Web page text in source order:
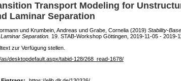
Transport Modeling for
Laminar Separation
und Krumbein, Andreas und Grabe, Cornelia (2019) Stability-
Separation. 19. STAB-Workshop Göttingen, 2019-11-05 - 2019-
zur Verfügung stellen.
as/desktopdefault.aspx/tabid-128/268_read-1678/